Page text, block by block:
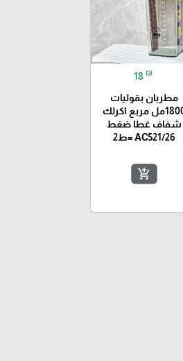
18 ₪
مطربان بقوليات
1800مل مربع اكرلك
شفاف غطا ضغط
AC521/26 =ط2
add_shopping_cart